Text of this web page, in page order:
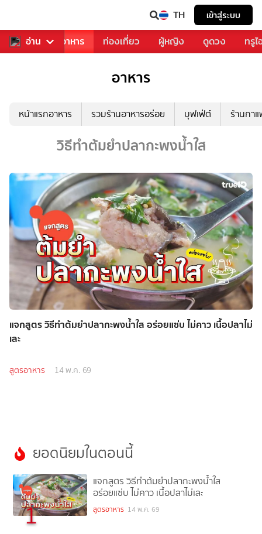
TH เข้าสู่ระบบ
อ่าน
การเพลง อาหาร ท่องเที่ยว ผู้หญิง ดูดวง ทรู
อาหาร
หน้าแรกอาหาร รวมร้านอาหารอร่อย บุฟเฟ่ต์ ร้านกา
วิธีทำต้มยำปลากะพงน้ำใส
แจกสูตร วิธีทำต้มยำปลากะพงน้ำใส อร่อยแซ่บ ไม่คาว เนื้อปลาไม่
เละ
สูตรอาหาร 14 พ.ค. 69
ยอดนิยมในตอนนี้
1
แจกสูตร วิธีทำต้มยำปลากะพงน้ำใส
อร่อยแซ่บ ไม่คาว เนื้อปลาไม่เละ
สูตรอาหาร 14 พ.ค. 69